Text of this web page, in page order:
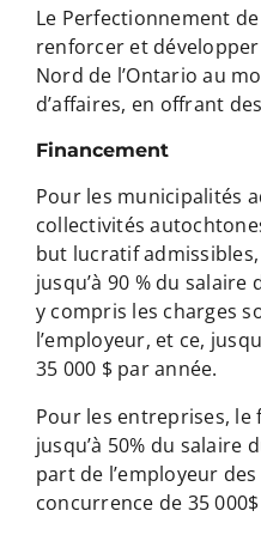
Le Perfectionnement
renforcer et
Nord de l’Ontario au
d’affaires, en offrant
Financement
Pour les municipalités
collectivités
but lucratif
jusqu’à 90 % du
y compris les charges
l’employeur, et ce,
35 000 $ par année.
Pour les entreprises,
jusqu’à 50% du salaire
part de l’employeur
concurrence de 35